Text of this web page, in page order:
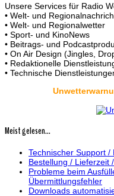
Unsere Services für Radio
• Welt- und
• Welt- und Regionalwetter
• Sport- und KinoNews
• Beitrags- und
• On Air Design (Jingles,
• Redaktionelle
• Technische
Meist gelesen...
Technischer Support /
Bestellung / Lieferzeit
Probleme beim
Übermittlungsfehler
Downloads